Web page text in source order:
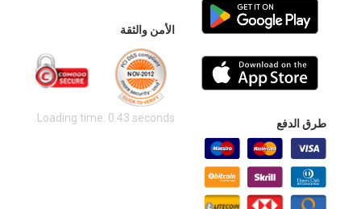
طرق الدفع
الأمن والثقة
Loading time: 0.43 seconds.